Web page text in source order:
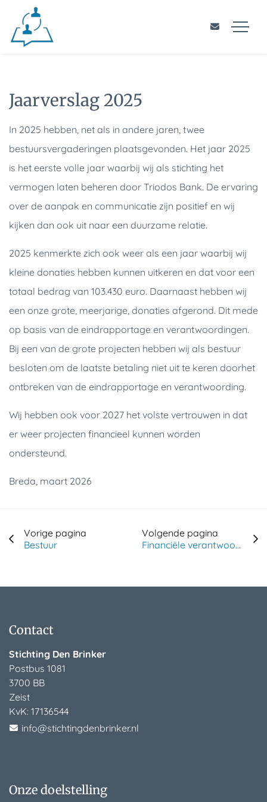
Jaarverslag 2025
In 2025 hebben, net als in andere jaren, twee
bestuursvergaderingen plaatsgevonden. Het jaar 2025
is het eerste volle jaar waarbij wij als stichting het
vermogen laten beheren door Triodos Bank. De ervaring
over de aanpak en communicatie zijn positief en wij
kijken dan ook uit naar een duurzame relatie.
2025 kenmerkte zich ook weer als een jaar waarbij wij
kleine donaties hebben kunnen uitkeren en dat voor een
totaal bedrag van 103.430 euro. Daarnaast hebben wij
een onze grote, meerjarige, donaties afgerond. Dit mede
op basis van de eindrapportage en verantwoordingen.
Bij een van de grote projecten hebben wij als bestuur
besloten om de laatste betaling niet uit te keren doorhet
ontbreken van de eindrapportage en verantwoording.
Wij hebben ook voor 2027 het volste vertrouwen in dat
er weer projecten financieel kunnen worden
ondersteund.
Breda, maart 2026
Vorige pagina
Bestuur
Volgende pagina
Financiële verantwoording
Contact
Stichting Den Brinker
Postbus 1081
3700 BB
Zeist
info@stichtingdenbrinker.nl
KvK: 17136544
Onze doelstelling